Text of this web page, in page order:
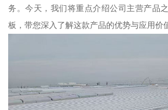
务。今天，我们将重点介绍公司主营产
板，带您深入了解这款产品的优势与应用价